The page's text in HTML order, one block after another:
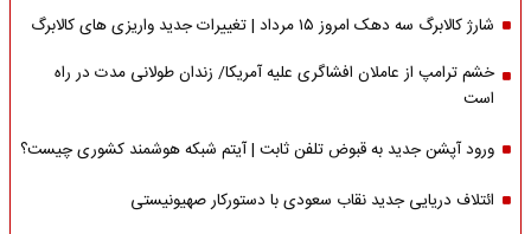
شارژ کالابرگ سه دهک امروز ۱۵ مرداد | تغییرات جدید واریزی های کالابرگ
خشم ترامپ از عاملان افشاگری‌ علیه آمریکا/ زندان طولانی مدت در راه
است
ورود آپشن جدید به قبوض تلفن ثابت | آیتم شبکه هوشمند کشوری چیست؟
ائتلاف دریایی جدید نقاب سعودی با دستورکار صهیونیستی